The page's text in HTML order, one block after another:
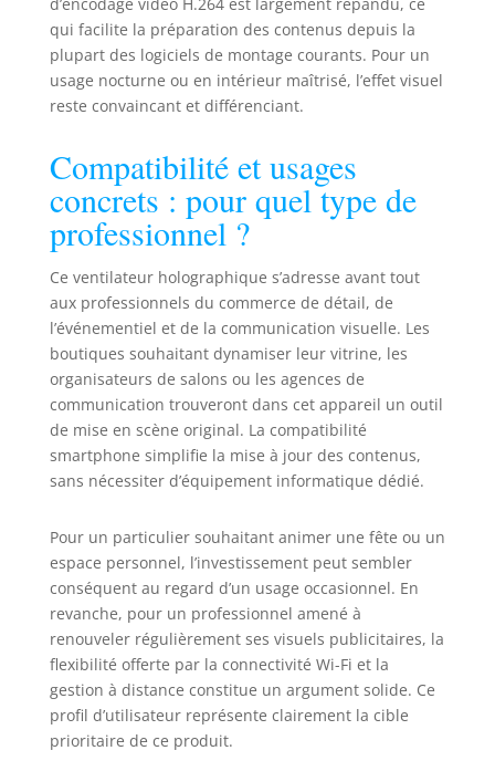
semblant flotter
dans l'air, créant
ainsi un attrait
visuel optimal
pour les produits
Largement utilisé :
la machine
publicitaire
nombreuses
applications dans
les grands
magasins, les
centres
commerciaux, les
bars, les
restaurants, les
transports
écoles, les
entreprises, les
lieux
d'événements, les
scènes et les
salles
qui facilite la préparation des contenus depuis la
plupart des logiciels de montage courants. Pour un
usage nocturne ou en intérieur maîtrisé, l’effet visuel
reste convaincant et différenciant.
Compatibilité et usages
concrets : pour quel type de
professionnel ?
Ce ventilateur holographique s’adresse avant tout
aux professionnels du commerce de détail, de
l’événementiel et de la communication visuelle. Les
boutiques souhaitant dynamiser leur vitrine, les
organisateurs de salons ou les agences de
communication trouveront dans cet appareil un outil
de mise en scène original. La compatibilité
smartphone simplifie la mise à jour des contenus,
sans nécessiter d’équipement informatique dédié.
Pour un particulier souhaitant animer une fête ou un
espace personnel, l’investissement peut sembler
conséquent au regard d’un usage occasionnel. En
revanche, pour un professionnel amené à
renouveler régulièrement ses visuels publicitaires, la
flexibilité offerte par la connectivité Wi-Fi et la
gestion à distance constitue un argument solide. Ce
profil d’utilisateur représente clairement la cible
prioritaire de ce produit.